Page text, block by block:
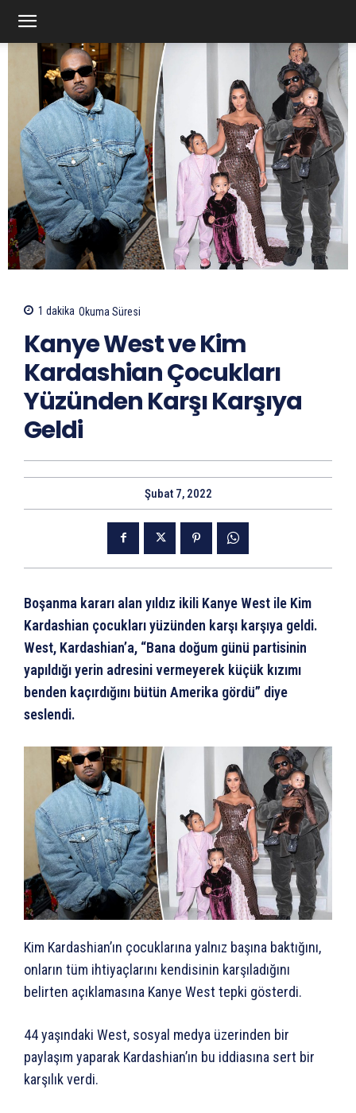
1 dakika Okuma Süresi
Kanye West ve Kim
Kardashian Çocukları
Yüzünden Karşı Karşıya
Geldi
Şubat 7, 2022
Boşanma kararı alan yıldız ikili Kanye West ile Kim
Kardashian çocukları yüzünden karşı karşıya geldi.
West, Kardashian’a, “Bana doğum günü partisinin
yapıldığı yerin adresini vermeyerek küçük kızımı
benden kaçırdığını bütün Amerika gördü” diye
seslendi.
Kim Kardashian’ın çocuklarına yalnız başına baktığını,
onların tüm ihtiyaçlarını kendisinin karşıladığını
belirten açıklamasına Kanye West tepki gösterdi.
44 yaşındaki West, sosyal medya üzerinden bir
paylaşım yaparak Kardashian’ın bu iddiasına sert bir
karşılık verdi.